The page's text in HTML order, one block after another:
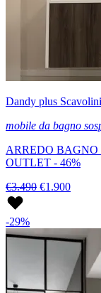
Dandy plus Scavolini
mobile da bagno
ARREDO BAGNO
OUTLET - 46%
€3.490 €1.900
-29%